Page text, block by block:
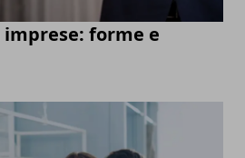
forme e